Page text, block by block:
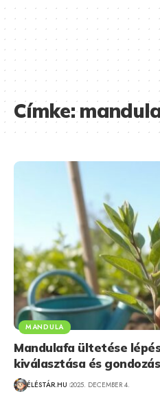
Címke:
MANDULA
Mandulafa ültetése
kiválasztása és gondozás
ÉLÉSTÁR.HU 2025. DECEMBER 4.